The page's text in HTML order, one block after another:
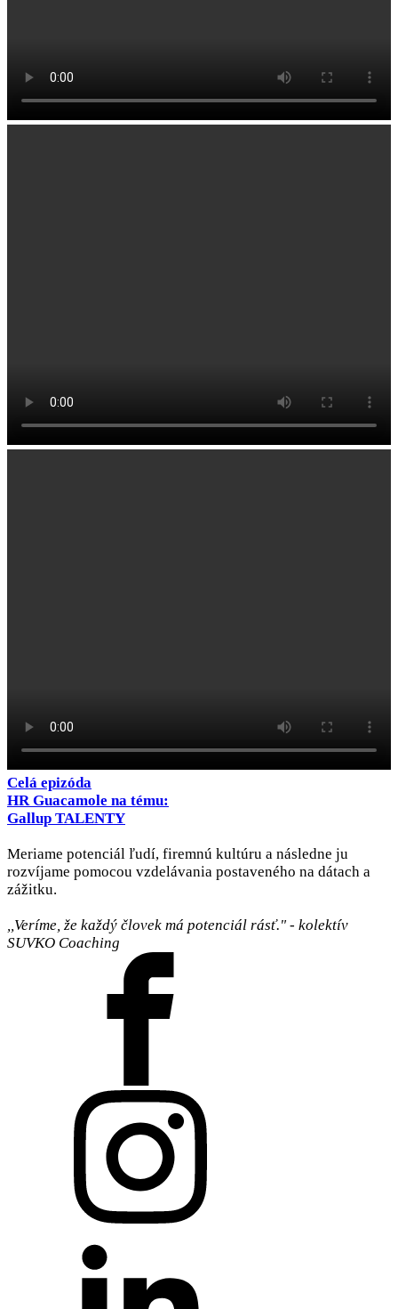
Celá epizóda
HR Guacamole na tému:
Gallup TALENTY
Meriame potenciál ľudí, firemnú kultúru a následne ju
rozvíjame pomocou vzdelávania postaveného na dátach a
zážitku.
,,Veríme, že každý človek má potenciál rásť." - kolektív
SUVKO Coaching